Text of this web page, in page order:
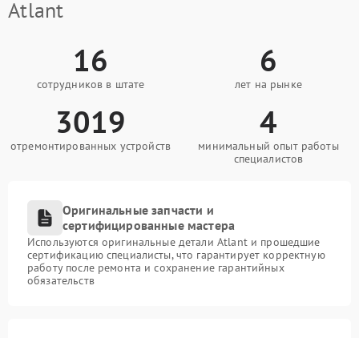
Atlant
16
сотрудников в штате
6
лет на рынке
3019
отремонтированных устройств
4
минимальный опыт работы
специалистов
Оригинальные запчасти и
сертифицированные мастера
Используются оригинальные детали Atlant и прошедшие
сертификацию специалисты, что гарантирует корректную
работу после ремонта и сохранение гарантийных
обязательств